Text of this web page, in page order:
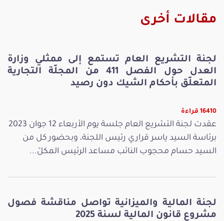
مقالات أخرى
لجنة التشريع العام تستمع إلى ممثلي وزارة
العدل حول الفصل 411 من المجلّة التجارية
المتعلّق بأحكام الشيك دون رصيد
16410 قراءة
عقدت لجنة التشريع العام جلسة يوم الأربعاء 12 جوان 2023
برئاسة السيد ياسر قراري رئيس اللجنة، وبحضور كل من
السيد حسام محجوب النائب مساعد الرئيس المكلّ...
لجنة المالية والميزانية تواصل مناقشة فصول
مشروع قانون المالية لسنة 2025